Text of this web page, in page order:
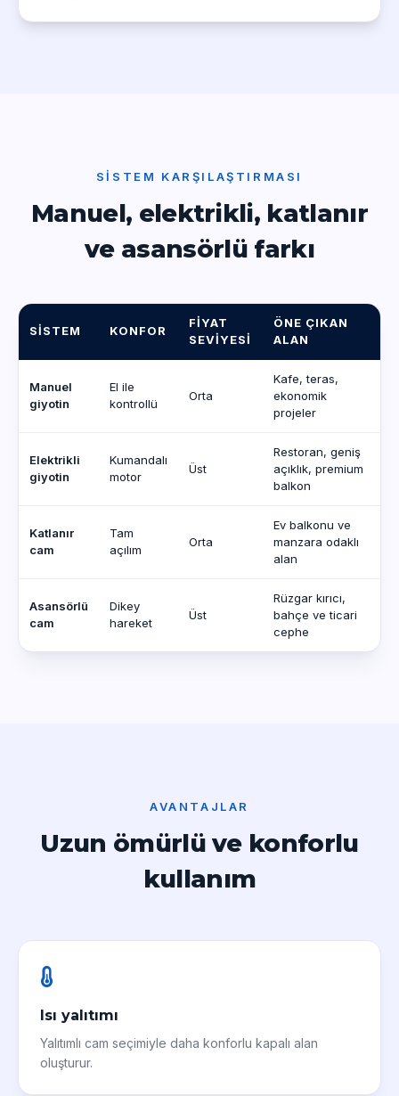
SISTEM KARŞILAŞTIRMASI
Manuel, elektrikli, katlanır
ve asansörlü farkı
SISTEM KONFOR
FIYAT
SEVIYESI
ÖNE ÇIKAN
ALAN
Manuel
giyotin
El ile
kontrollü
Orta
Kafe, teras,
ekonomik
projeler
Elektrikli
giyotin
Kumandalı
motor
Üst
Restoran, geniş
açıklık, premium
balkon
Katlanır
cam
Tam
açılım
Orta
Ev balkonu ve
manzara odaklı
alan
Asansörlü
cam
Dikey
hareket
Üst
Rüzgar kırıcı,
bahçe ve ticari
cephe
AVANTAJLAR
Uzun ömürlü ve konforlu
kullanım
Isı yalıtımı
Yalıtımlı cam seçimiyle daha konforlu kapalı alan
oluşturur.